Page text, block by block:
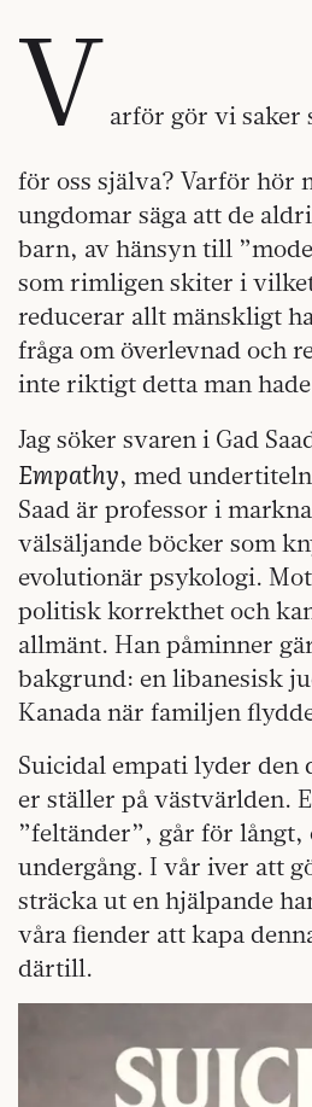
V arför gör vi saker
för oss själva? Varför hör
ungdomar säga att de
barn, av hänsyn till
som rimligen skiter i
reducerar allt mänskligt
fråga om överlevnad och
inte riktigt detta man
Jag söker svaren i Gad
Empathy, med undertiteln
Saad är professor i
välsäljande böcker som
evolutionär psykologi.
politisk korrekthet och
allmänt. Han påminner
bakgrund: en libanesisk
Kanada när familjen
Suicidal empati lyder den
er ställer på västvärlden.
”feltänder”, går för
undergång. I vår iver att
sträcka ut en hjälpande
våra fiender att kapa
därtill.